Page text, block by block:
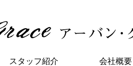
スタッフ紹介 会社概要